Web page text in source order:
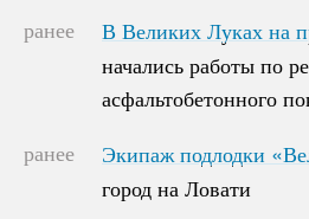
ранее
В Великих Луках на
начались работы по
асфальтобетонного
В Великих Луках на
начались работы по
асфальтобетонного
ранее
Экипаж подлодки
город на Ловати
Экипаж подлодки
город на Ловати